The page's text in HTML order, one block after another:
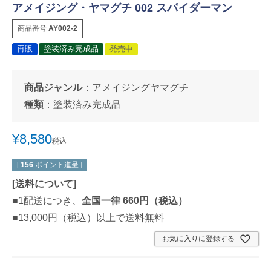
アメイジング・ヤマグチ 002 スパイダーマン
商品番号 AY002-2
再販 塗装済み完成品 発売中
商品ジャンル： アメイジングヤマグチ
種類 ： 塗装済み完成品
¥8,580税込
[ 156 ポイント進呈 ]
[送料について]
■1配送につき、 全国一律 660円（税込）
■13,000円（税込）以上で送料無料
お気に入りに登録する